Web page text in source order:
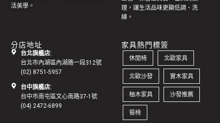
活美學。
理，讓生活品味更顯低調、洗
練。
分店地址
台北旗艦店:
台北市內湖區內湖路一段312號
(02) 8751-5957
台中旗艦店:
台中市南屯區文心南路37-1號
(04) 2472-6899
家具熱門標簽
休閒椅 北歐家具
北歐沙發 實木家具
柚木家具 沙發推薦
餐椅